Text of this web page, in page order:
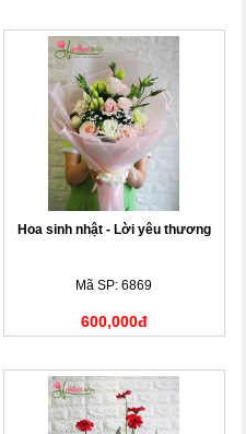
Hoa sinh nhật - Lời yêu thương
Mã SP: 6869
600,000đ